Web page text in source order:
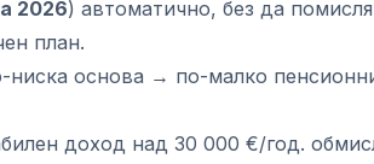
2026) автоматично, без да
план.
ниска основа → по-малко
доход над 30 000 €/год.